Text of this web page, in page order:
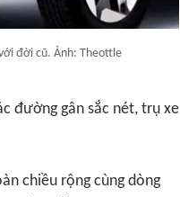
đời cũ. Ảnh: Theottle
đường gân sắc nét, trụ xe
chiều rộng cùng dòng